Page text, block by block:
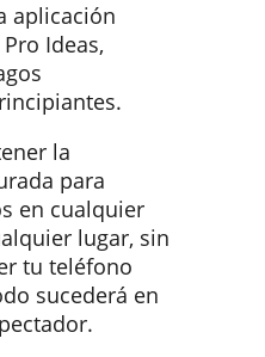
aplicación
Ideas,
la
para
en cualquier
lugar, sin
tu teléfono
sucederá en